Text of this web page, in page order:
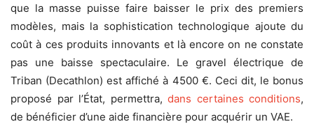
que la masse puisse faire baisser le prix des premiers
modèles, mais la sophistication technologique ajoute du
coût à ces produits innovants et là encore on ne constate
pas une baisse spectaculaire. Le gravel électrique de
Triban (Decathlon) est affiché à 4500 €. Ceci dit, le bonus
proposé par l’État, permettra, dans certaines conditions,
de bénéficier d’une aide financière pour acquérir un VAE.